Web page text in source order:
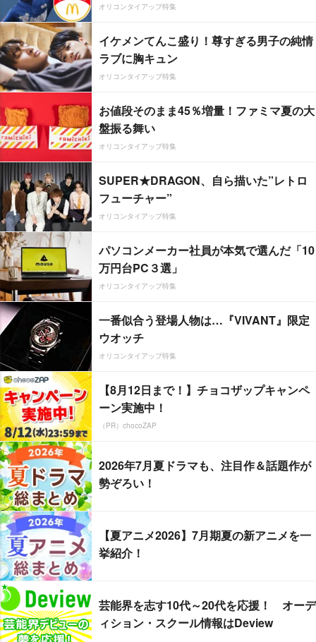
オリコンタイアップ特集
イケメンてんこ盛り！尊すぎる男子の純情
ラブに胸キュン
オリコンタイアップ特集
お値段そのまま45％増量！ファミマ夏の大
盤振る舞い
オリコンタイアップ特集
SUPER★DRAGON、自ら描いた”レトロ
フューチャー”
オリコンタイアップ特集
パソコンメーカー社員が本気で選んだ「10
万円台PC３選」
オリコンタイアップ特集
一番似合う登場人物は…『VIVANT』限定
ウオッチ
オリコンタイアップ特集
【8月12日まで！】チョコザップキャンペ
ーン実施中！
（PR）chocoZAP
2026年7月夏ドラマも、注目作＆話題作が
勢ぞろい！
【夏アニメ2026】7月期夏の新アニメを一
挙紹介！
芸能界を志す10代～20代を応援！ オーデ
ィション・スクール情報はDeview